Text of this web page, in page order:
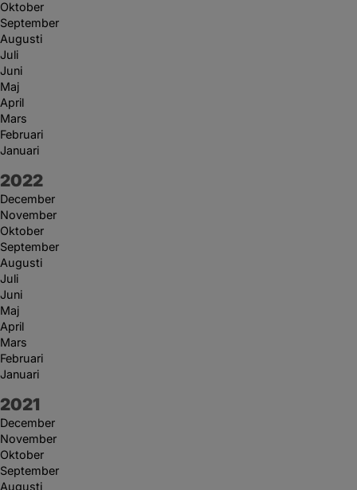
Oktober
September
Augusti
Juli
Juni
Maj
April
Mars
Februari
Januari
År:
2022
December
November
Oktober
September
Augusti
Juli
Juni
Maj
April
Mars
Februari
Januari
År:
2021
December
November
Oktober
September
Augusti